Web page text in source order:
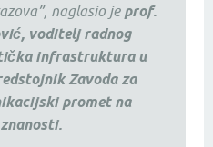
naglasio je prof.
voditelj radnog
infrastruktura u
Zavoda za
promet na